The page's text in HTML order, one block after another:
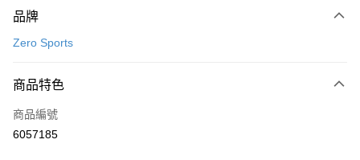
信用卡一次付款
3 期 0 利率 每期
合作金庫商業銀行
上海商業儲蓄銀行
LINE Pay
Apple Pay
品牌
Zero Sports
商品特色
商品編號
6057185